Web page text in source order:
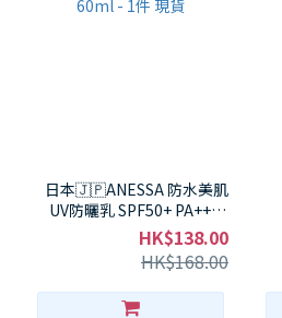
日本🇯🇵ANESSA 防水美肌
UV防曬乳 SPF50+ PA++++
60ml - 1件 現貨
HK$138.00
HK$168.00